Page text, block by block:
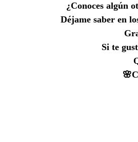
¿Conoces algún
Déjame saber en
Si te